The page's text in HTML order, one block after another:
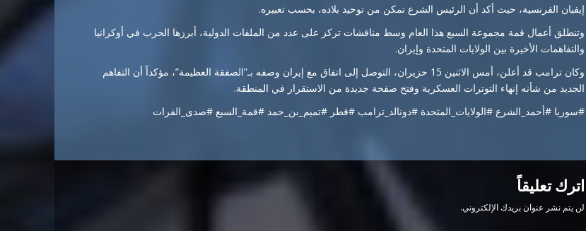
إيفيان الفرنسية، حيث أكد أن الرئيس الشرع تمكن من توحيد بلاده، بحسب تعبيره.
وتنطلق أعمال قمة مجموعة السبع هذا العام وسط مناقشات تركز على عدد من الملفات الدولية، أبرزها الحرب في أوكرانيا
والتفاهمات الأخيرة بين الولايات المتحدة وإيران.
وكان ترامب قد أعلن، أمس الاثنين 15 حزيران، التوصل إلى اتفاق مع إيران وصفه بـ”الصفقة العظيمة”، مؤكداً أن التفاهم
الجديد من شأنه إنهاء التوترات العسكرية وفتح صفحة جديدة من الاستقرار في المنطقة.
#سوريا #أحمد_الشرع #الولايات_المتحدة #دونالد_ترامب #قطر #تميم_بن_حمد #قمة_السبع #صدى_الفرات
اترك تعليقاً
لن يتم نشر عنوان بريدك الإلكتروني.